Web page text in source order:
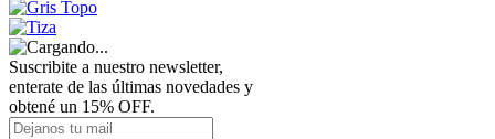
Suscribite a nuestro newsletter,
enterate de las últimas novedades y
obtené un 15% OFF.